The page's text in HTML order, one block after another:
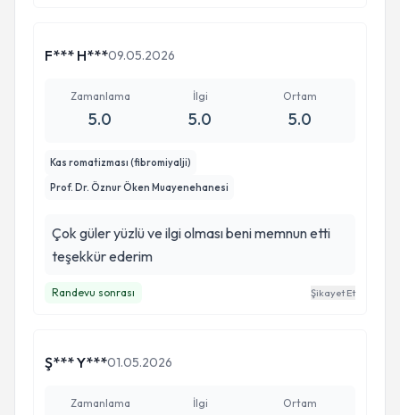
kaldım cok seviyorum hepinizi
F*** H***09.05.2026
Zamanlama
5.0
İlgi
5.0
Ortam
5.0
Kas romatizması (fibromiyalji)
Prof. Dr. Öznur Öken Muayenehanesi
Çok güler yüzlü ve ilgi olması beni memnun etti
teşekkür ederim
Randevu sonrası Şikayet Et
Ş*** Y***01.05.2026
Zamanlama İlgi Ortam